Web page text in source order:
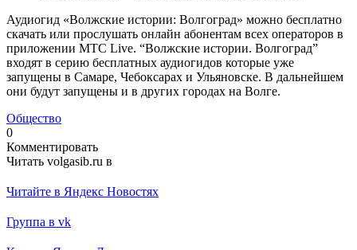
Аудиогид «Волжские истории: Волгоград» можно бесплатно
скачать или прослушать онлайн абонентам всех операторов в
приложении МТС Live. “Волжские истории. Волгоград”
входят в серию бесплатных аудиогидов которые уже
запущены в Самаре, Чебоксарах и Ульяновске. В дальнейшем
они будут запущены и в других городах на Волге.
Общество
0
Комментировать
Читать volgasib.ru в
Читайте в Яндекс Новостях
Группа в vk